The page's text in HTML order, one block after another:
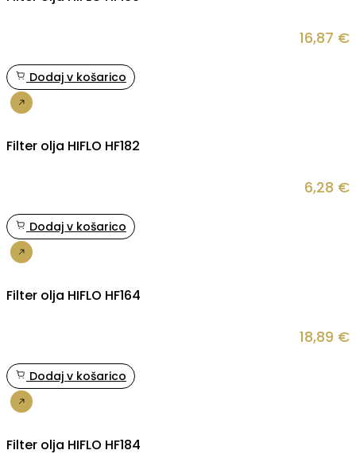
16,87 €
Dodaj v košarico
Filter olja HIFLO HF182
6,28 €
Dodaj v košarico
Filter olja HIFLO HF164
18,89 €
Dodaj v košarico
Filter olja HIFLO HF184